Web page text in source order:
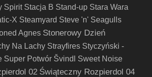
Spirit Stacja B Stand-up Stara Wara
X Steamyard Steve 'n' Seagulls
Agnes Stonerowy Dzień
Na Lachy Strayfires Styczyński -
Super Potwór Švindl Sweet Noise
02 Świąteczny Rozpierdol 04